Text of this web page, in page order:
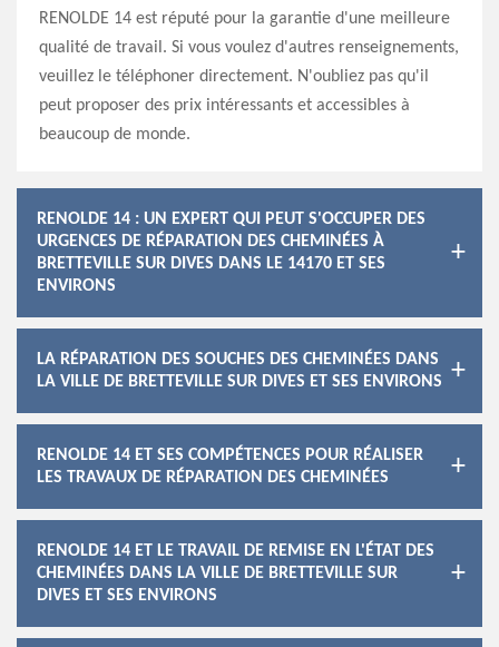
RENOLDE 14 est réputé pour la garantie d'une meilleure
qualité de travail. Si vous voulez d'autres renseignements,
veuillez le téléphoner directement. N'oubliez pas qu'il
peut proposer des prix intéressants et accessibles à
beaucoup de monde.
RENOLDE 14 : UN EXPERT QUI PEUT S'OCCUPER DES
URGENCES DE RÉPARATION DES CHEMINÉES À
BRETTEVILLE SUR DIVES DANS LE 14170 ET SES
ENVIRONS
LA RÉPARATION DES SOUCHES DES CHEMINÉES DANS
LA VILLE DE BRETTEVILLE SUR DIVES ET SES ENVIRONS
RENOLDE 14 ET SES COMPÉTENCES POUR RÉALISER
LES TRAVAUX DE RÉPARATION DES CHEMINÉES
RENOLDE 14 ET LE TRAVAIL DE REMISE EN L'ÉTAT DES
CHEMINÉES DANS LA VILLE DE BRETTEVILLE SUR
DIVES ET SES ENVIRONS